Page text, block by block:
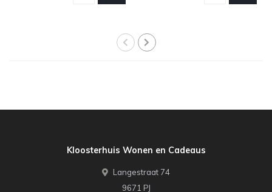
Kloosterhuis Wonen en Cadeaus
Langestraat 74
9671 PJ